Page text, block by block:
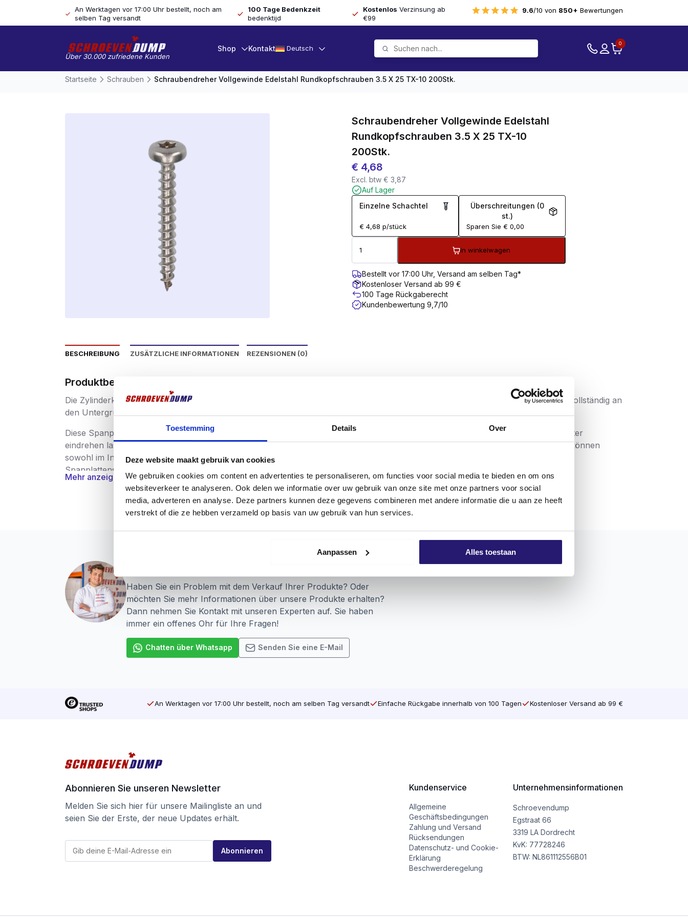
Toestemming Details Over
Deze website maakt gebruik van cookies
We gebruiken cookies om content en advertenties te personaliseren, om functies voor social media te bieden en om ons
websiteverkeer te analyseren. Ook delen we informatie over uw gebruik van onze site met onze partners voor social
media, adverteren en analyse. Deze partners kunnen deze gegevens combineren met andere informatie die u aan ze heeft
verstrekt of die ze hebben verzameld op basis van uw gebruik van hun services.
Aanpassen Alles toestaan
An Werktagen vor 17:00 Uhr bestellt, noch am
selben Tag versandt
100 Tage Bedenkzeit
bedenktijd
Kostenlos Verzinsung ab
€99
9.6/10 von 850+ Bewertungen
Über 30.000 zufriedene Kunden
Shop Kontakt Deutsch
0
Startseite Schrauben Schraubendreher Vollgewinde Edelstahl Rundkopfschrauben 3.5 X 25 TX-10 200Stk.
Schraubendreher Vollgewinde Edelstahl
Rundkopfschrauben 3.5 X 25 TX-10
200Stk.
€ 4,68
Excl. btw € 3,87
Auf Lager
Einzelne Schachtel
€ 4,68 p/stück
Überschreitungen (0
st.)
Sparen Sie € 0,00
In winkelwagen
Bestellt vor 17:00 Uhr, Versand am selben Tag*
Kostenloser Versand ab 99 €
100 Tage Rückgaberecht
Kundenbewertung 9,7/10
BESCHREIBUNG ZUSÄTZLICHE INFORMATIONEN REZENSIONEN (0)
Produktbeschriftung
Die Zylinderkopf- oder Kugelkopfversion eignet sich ideal für Installationszwecke. Die flache Unterseite des Kopfes schmiegt sich vollständig an
den Untergrund an und sorgt so für einen attraktiven und dichten Abschluss.
Diese Spanplattenschrauben haben einen Torx-Antrieb. Die Schrauben sind mit einem Schmiermittel versehen, damit sie sich leichter
eindrehen lassen. Spanplattenschrauben mit Zylinderkopf/Birnenkopf sind in verzinkter und rostfreier Ausführung erhältlich und können
sowohl im Innen- als auch im Außenbereich verwendet werden. Für einen länger anhaltenden Korrosionsschutz wählen Sie
Spanplattenschrauben aus rostfreiem Stahl.
Für den Innen- und Außenbereich.
Verwendung für Metall auf Holz, Kabelsättel, Holz, Spanplatten, Sperrholz, MDF, Hartholz (innen).
Ist die gewünschte Größe nicht aufgeführt? Fragen Sie immer unser Verkaufspersonal nach den Möglichkeiten.
Mehr anzeigen
Haben Sie ein Problem mit dem Verkauf Ihrer Produkte? Oder
möchten Sie mehr Informationen über unsere Produkte erhalten?
Dann nehmen Sie Kontakt mit unseren Experten auf. Sie haben
immer ein offenes Ohr für Ihre Fragen!
Chatten über Whatsapp Senden Sie eine E-Mail
An Werktagen vor 17:00 Uhr bestellt, noch am selben Tag versandt Einfache Rückgabe innerhalb von 100 Tagen Kostenloser Versand ab 99 €
Abonnieren Sie unseren Newsletter
Melden Sie sich hier für unsere Mailingliste an und
seien Sie der Erste, der neue Updates erhält.
-
E
M
Abonnieren
Kundenservice
Allgemeine
Geschäftsbedingungen
Zahlung und Versand
Rücksendungen
Datenschutz- und Cookie-
Erklärung
Beschwerderegelung
Unternehmensinformationen
Schroevendump
Egstraat 66
3319 LA Dordrecht
KvK: 77728246
BTW: NL861112556B01